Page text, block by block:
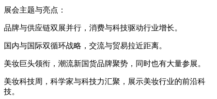
展会主题与亮点：
品牌与供应链双展并行，消费与科技驱动行业增长。
国内与国际双循环战略，交流与贸易拉近距离。
美妆巨头领衔，潮流新国货品牌聚势，同时也有大量参展。
美妆科技周，科学家与科技力汇聚，展示美妆行业的前沿科
技。